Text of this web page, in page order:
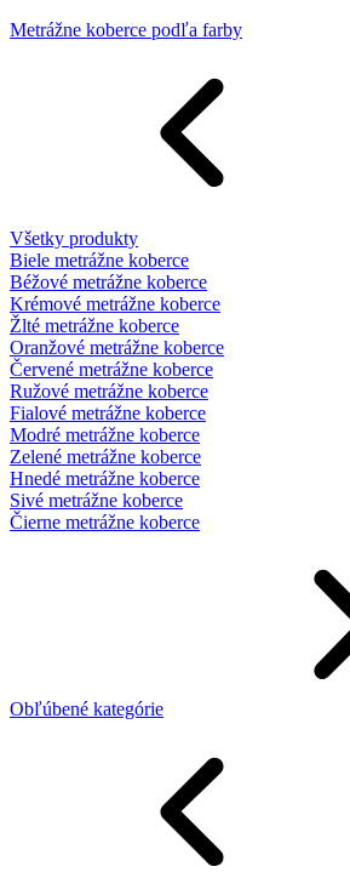
Metrážne koberce podľa farby
Všetky produkty
Biele metrážne koberce
Béžové metrážne koberce
Krémové metrážne koberce
Žlté metrážne koberce
Oranžové metrážne koberce
Červené metrážne koberce
Ružové metrážne koberce
Fialové metrážne koberce
Modré metrážne koberce
Zelené metrážne koberce
Hnedé metrážne koberce
Sivé metrážne koberce
Čierne metrážne koberce
Obľúbené kategórie